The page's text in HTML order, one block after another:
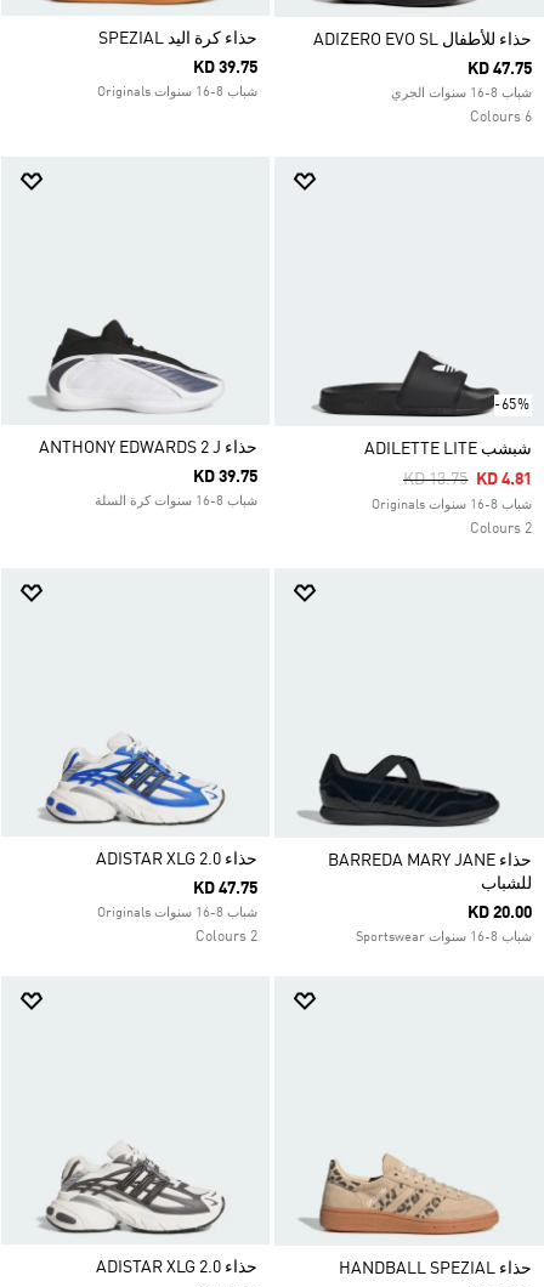
حذاء للأطفال ADIZERO EVO SL
KD 47.75
شباب 8-16 سنوات الجري
6 Colours
حذاء كرة اليد SPEZIAL
KD 39.75
شباب 8-16 سنوات Originals
-65%
شبشب ADILETTE LITE
Price Reduced
KD 13.75ToKD 4.81
شباب 8-16 سنوات Originals
2 Colours
حذاء ANTHONY EDWARDS 2 J
KD 39.75
شباب 8-16 سنوات كرة السلة
حذاء BARREDA MARY JANE
للشباب
KD 20.00
شباب 8-16 سنوات Sportswear
حذاء ADISTAR XLG 2.0
KD 47.75
شباب 8-16 سنوات Originals
2 Colours
حذاء HANDBALL SPEZIAL
حذاء ADISTAR XLG 2.0